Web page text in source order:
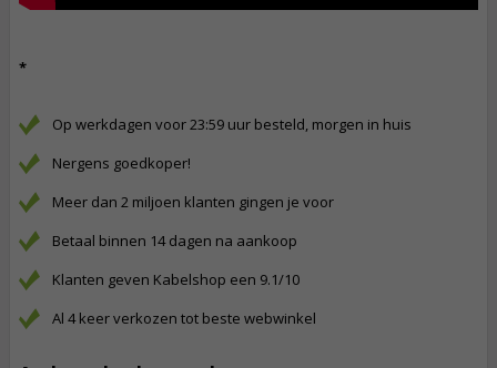
*
Op werkdagen voor 23:59 uur besteld, morgen in huis
Nergens goedkoper!
Meer dan 2 miljoen klanten gingen je voor
Betaal binnen 14 dagen na aankoop
Klanten geven Kabelshop een 9.1/10
Al 4 keer verkozen tot beste webwinkel